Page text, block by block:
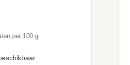
per 100 g